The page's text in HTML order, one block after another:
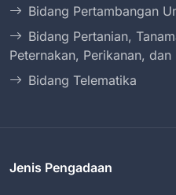
Bidang Pertambangan
Bidang Pertanian,
Peternakan, Perikanan, dan
Bidang Telematika
Jenis Pengadaan